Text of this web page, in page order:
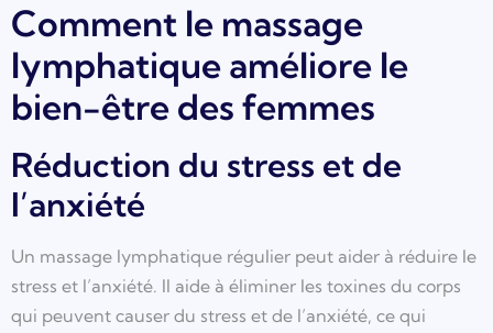
Comment le massage
lymphatique améliore le
bien-être des femmes
Réduction du stress et de
l’anxiété
Un massage lymphatique régulier peut aider à réduire le
stress et l’anxiété. Il aide à éliminer les toxines du corps
qui peuvent causer du stress et de l’anxiété, ce qui